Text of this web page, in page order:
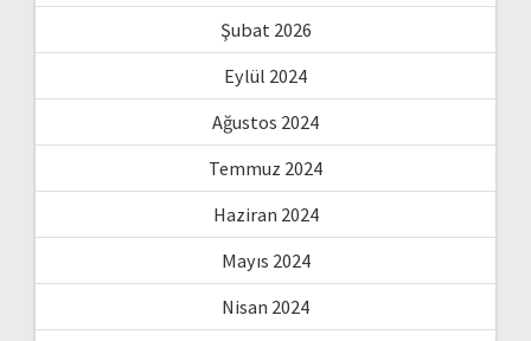
Şubat 2026
Eylül 2024
Ağustos 2024
Temmuz 2024
Haziran 2024
Mayıs 2024
Nisan 2024